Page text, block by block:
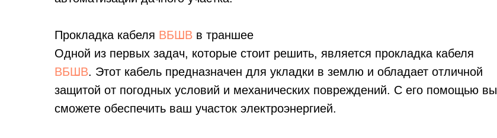
Прокладка кабеля ВБШВ в траншее
Одной из первых задач, которые стоит решить, является прокладка кабеля
ВБШВ. Этот кабель предназначен для укладки в землю и обладает отличной
защитой от погодных условий и механических повреждений. С его помощью вы
сможете обеспечить ваш участок электроэнергией.